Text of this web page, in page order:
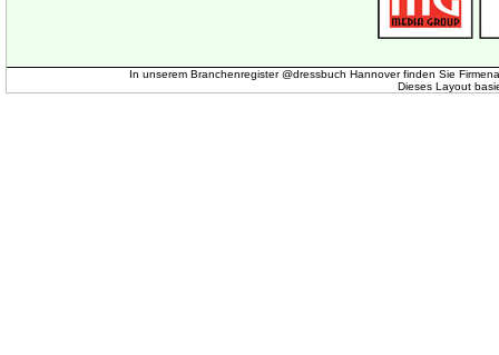
In unserem Branchenregister @dressbuch Hannover finden Sie
Dieses Layout